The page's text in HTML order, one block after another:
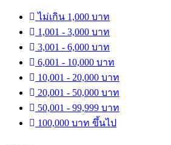
ไม่เกิน 1,000 บาท
1,001 - 3,000 บาท
3,001 - 6,000 บาท
6,001 - 10,000 บาท
10,001 - 20,000 บาท
20,001 - 50,000 บาท
50,001 - 99,999 บาท
100,000 บาท ขึ้นไป